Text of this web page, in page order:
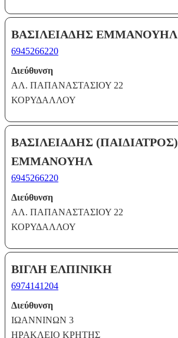
ΒΑΣΙΛΕΙΑΔΗΣ ΕΜΜΑΝΟΥΗΛ
6945266220
Διεύθυνση
ΑΛ. ΠΑΠΑΝΑΣΤΑΣΙΟΥ 22
ΚΟΡΥΔΑΛΛΟΥ
ΒΑΣΙΛΕΙΑΔΗΣ (ΠΑΙΔΙΑΤΡΟΣ)
ΕΜΜΑΝΟΥΗΛ
6945266220
Διεύθυνση
ΑΛ. ΠΑΠΑΝΑΣΤΑΣΙΟΥ 22
ΚΟΡΥΔΑΛΛΟΥ
ΒΙΓΛΗ ΕΛΠΙΝΙΚΗ
6974141204
Διεύθυνση
ΙΩΑΝΝΙΝΩΝ 3
ΗΡΑΚΛΕΙΟ ΚΡΗΤΗΣ